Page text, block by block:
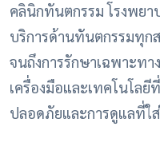
คลินิกทันตกรรม โรงพย
บริการด้านทันตกรรมทุก
จนถึงการรักษาเฉพาะท
เครื่องมือและเทคโนโล
ปลอดภัยและการดูแลที่ใ